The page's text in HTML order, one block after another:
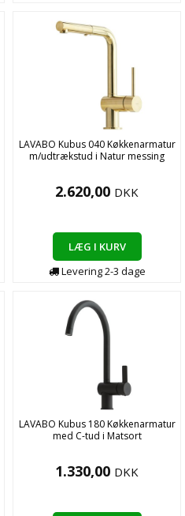
LAVABO Kubus 040 Køkkenarmatur
m/udtrækstud i Natur messing
2.620,00 DKK
LÆG I KURV
Levering2-3 dage
LAVABO Kubus 180 Køkkenarmatur
med C-tud i Matsort
1.330,00 DKK